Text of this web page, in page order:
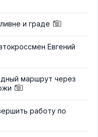
и граде
Евгений
маршрут через
работу по